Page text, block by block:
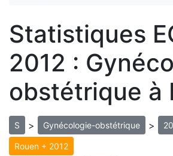
Statistiques
2012 :
obstétrique à
S > Gynécologie-obstétrique >
Rouen + 2012